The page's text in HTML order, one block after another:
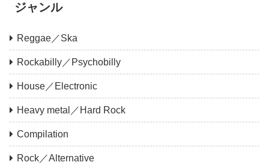
ジャンル
Reggae／Ska
Rockabilly／Psychobilly
House／Electronic
Heavy metal／Hard Rock
Compilation
Rock／Alternative